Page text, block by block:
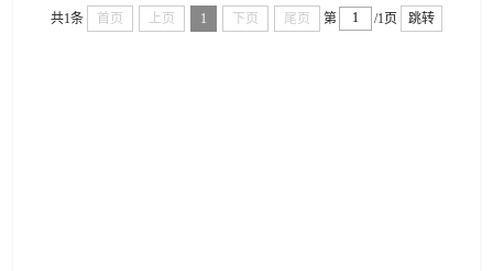
共1条 首页 上页 1 下页 尾页 第 /1页 跳转